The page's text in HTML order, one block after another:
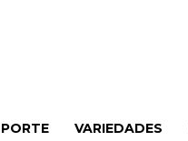
VARIEDADES